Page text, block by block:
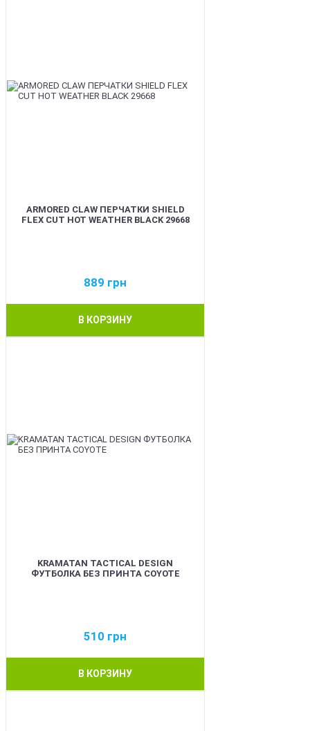
ARMORED CLAW ПЕРЧАТКИ SHIELD
FLEX CUT HOT WEATHER BLACK 29668
889 грн
В КОРЗИНУ
KRAMATAN TACTICAL DESIGN
ФУТБОЛКА БЕЗ ПРИНТА COYOTE
510 грн
В КОРЗИНУ